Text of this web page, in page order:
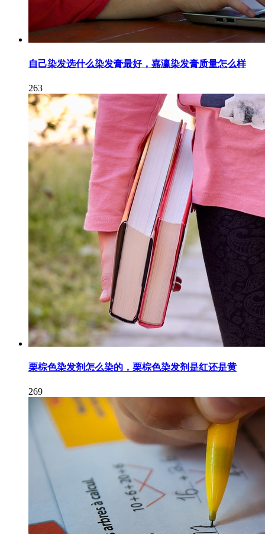
自己染发选什么染发膏最好，嘉瀛染发膏质量怎么样
263
栗棕色染发剂怎么染的，栗棕色染发剂是红还是黄
269